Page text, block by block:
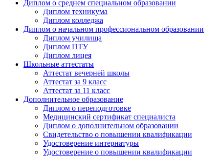
Диплом о среднем специальном образовании
Диплом техникума
Диплом колледжа
Диплом о начальном профессиональном oбразовании
Диплом училища
Диплом ПТУ
Диплом лицея
Школьные аттестаты
Аттестат вечерней школы
Аттестат за 9 класс
Аттестат за 11 класс
Дополнительное образование
Диплом о переподготовке
Медицинский сертификат специалиста
Диплом о дополнительном образовании
Свидетельство о повышении квалификации
Удостоверение интернатуры
Удостоверение о повышении квалификации